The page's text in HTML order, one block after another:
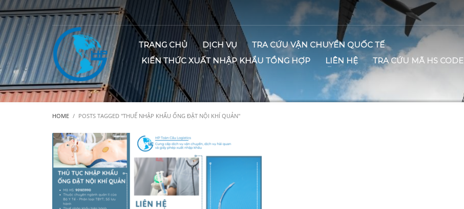
TRANG CHỦ DỊCH VỤ
TRA CỨU VẬN CHUYỂN QUỐC TẾ
KIẾN THỨC XUẤT NHẬP KHẨU TỔNG HỢP
LIÊN HỆ TRA CỨU MÃ HS CODE
HOME POSTS TAGGED "THUẾ NHẬP KHẨU ỐNG ĐẶT NỘI KHÍ QUẢN"